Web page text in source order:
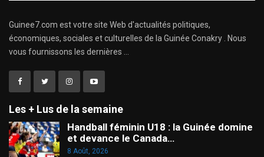
Guinee7.com est votre site Web d'actualités politiques,
économiques, sociales et culturelles de la Guinée Conakry . Nous
vous fournissons les dernières ...
Les + Lus de la semaine
Handball féminin U18 : la Guinée domine
et devance le Canada…
8 Août, 2026